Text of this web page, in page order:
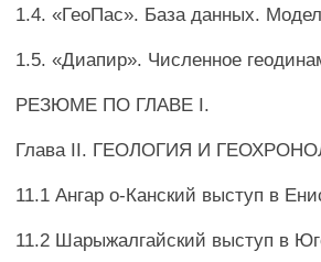
1.4. «ГеоПас». База данных.
1.5. «Диапир». Численное
РЕЗЮМЕ ПО ГЛАВЕ I.
Глава II. ГЕОЛОГИЯ И
11.1 Ангар о-Канский выступ в
11.2 Шарыжалгайский выступ в